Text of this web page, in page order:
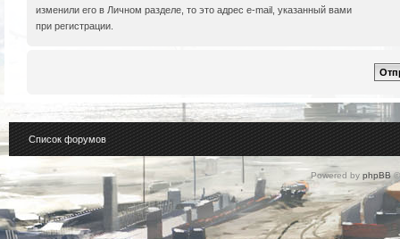
изменили его в Личном разделе, то это адрес e-mail, указанный вами
при регистрации.
Список форумов
Powered by phpBB©